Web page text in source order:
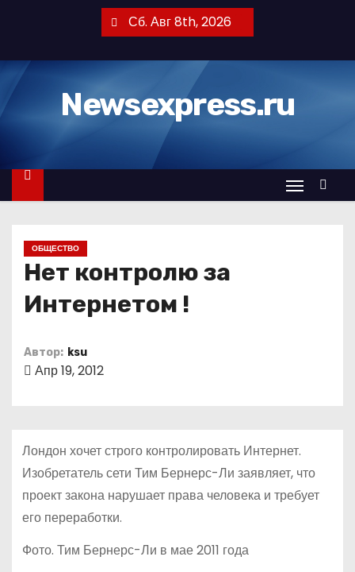
т
к
Сб. Авг 8th, 2026
Newsexpress.ru
ОБЩЕСТВО
Нет контролю за
Интернетом !
Автор: ksu
Апр 19, 2012
Лондон хочет строго контролировать Интернет.
Изобретатель сети Тим Бернерс-Ли заявляет, что
проект закона нарушает права человека и требует
его переработки.
Фото. Тим Бернерс-Ли в мае 2011 года